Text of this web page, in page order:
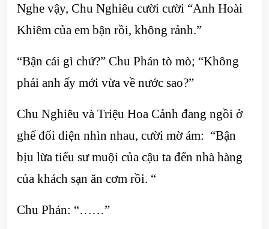
Nghe vậy, Chu Nghiêu cười cười “Anh Hoài
Khiêm của em bận rồi, không rảnh.”
“Bận cái gì chứ?” Chu Phán tò mò; “Không
phải anh ấy mới vừa về nước sao?”
Chu Nghiêu và Triệu Hoa Cảnh đang ngồi ở
ghế đối diện nhìn nhau, cười mờ ám: “Bận
bịu lừa tiểu sư muội của cậu ta đến nhà hàng
của khách sạn ăn cơm rồi. “
Chu Phán: “……”